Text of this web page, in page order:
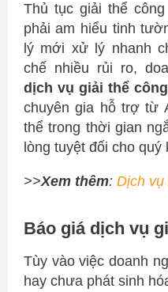
Thủ tục giải thể
phải am hiểu tinh
lý mới xử lý nhanh
chế nhiều rủi ro,
dịch vụ giải thể
chuyên gia hỗ trợ từ
thể trong thời gian
lòng tuyệt đối cho quý
>>Xem thêm: Dịch
Báo giá dịch vụ
Tùy vào việc doanh
hay chưa phát sinh